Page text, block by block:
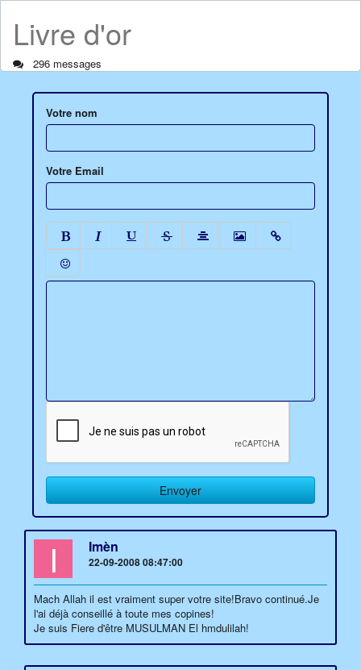
Livre d'or
296 messages
Votre nom
Votre Email
I Imèn
22-09-2008 08:47:00
Mach Allah il est vraiment super votre site!Bravo continué.Je
l'ai déjà conseillé à toute mes copines!
Je suis Fiere d'être MUSULMAN El hmdulilah!